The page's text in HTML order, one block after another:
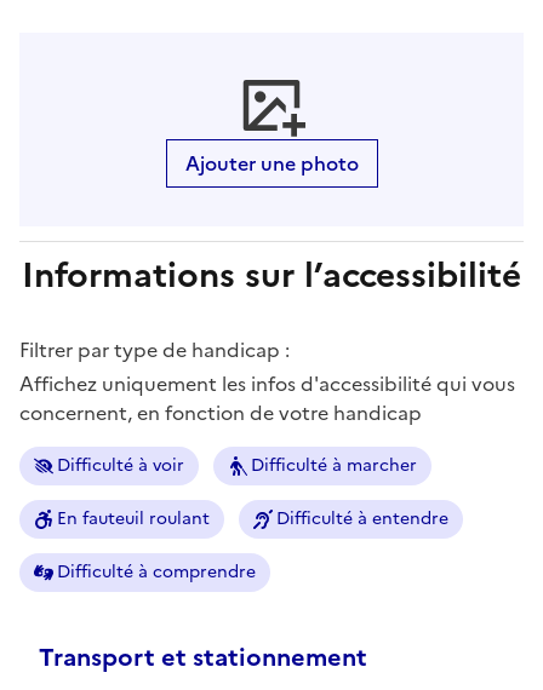
Ajouter une photo
Informations sur l’accessibilité
Filtrer par type de handicap :
Affichez uniquement les infos d'accessibilité qui vous
concernent, en fonction de votre handicap
Difficulté à voir Difficulté à marcher
En fauteuil roulant Difficulté à entendre
Difficulté à comprendre
Transport et stationnement